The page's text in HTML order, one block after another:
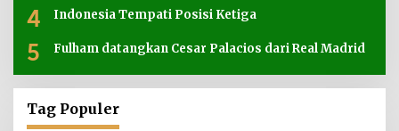
4 Indonesia Tempati Posisi Ketiga
5 Fulham datangkan Cesar Palacios dari Real Madrid
Tag Populer